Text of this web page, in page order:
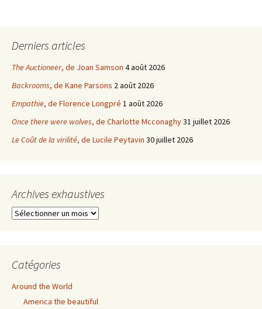
Derniers articles
The Auctioneer, de Joan Samson 4 août 2026
Backrooms, de Kane Parsons 2 août 2026
Empathie, de Florence Longpré 1 août 2026
Once there were wolves, de Charlotte Mcconaghy31 juillet 2026
Le Coût de la virilité, de Lucile Peytavin 30 juillet 2026
Archives exhaustives
Archives
Catégories
Around the World
America the beautiful